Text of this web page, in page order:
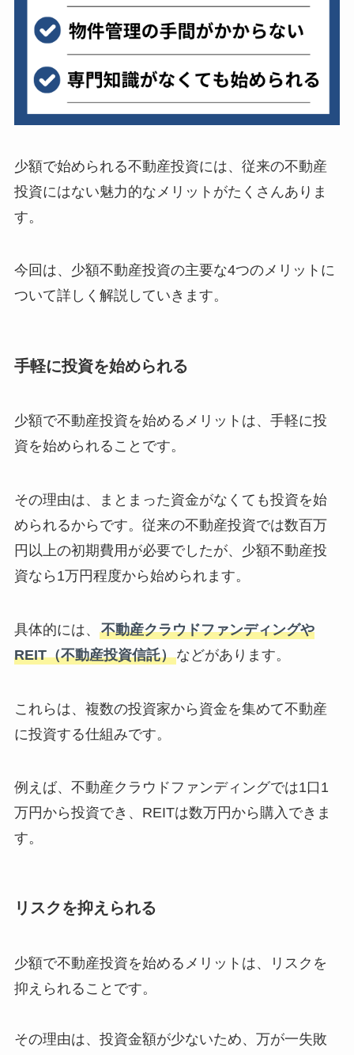
少額で始められる不動産投資には、従来の不動産
投資にはない魅力的なメリットがたくさんありま
す。
今回は、少額不動産投資の主要な4つのメリットに
ついて詳しく解説していきます。
手軽に投資を始められる
少額で不動産投資を始めるメリットは、手軽に投
資を始められることです。
その理由は、まとまった資金がなくても投資を始
められるからです。従来の不動産投資では数百万
円以上の初期費用が必要でしたが、少額不動産投
資なら1万円程度から始められます。
具体的には、 不動産クラウドファンディングや
REIT（不動産投資信託）などがあります。
これらは、複数の投資家から資金を集めて不動産
に投資する仕組みです。
例えば、不動産クラウドファンディングでは1口1
万円から投資でき、REITは数万円から購入できま
す。
リスクを抑えられる
少額で不動産投資を始めるメリットは、リスクを
抑えられることです。
その理由は、投資金額が少ないため、万が一失敗